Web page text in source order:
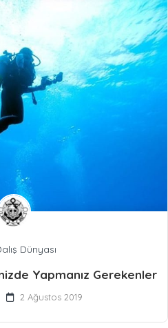
Dünyası
Yapmanız Gerekenler
2 Ağustos 2019